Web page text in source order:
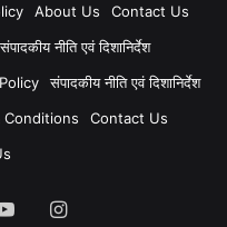
About Us
Contact Us
संपादकीय नीति एवं दिशानिर्देश
संपादकीय नीति एवं दिशानिर्देश
Conditions
Contact Us
YouTubeInstagram